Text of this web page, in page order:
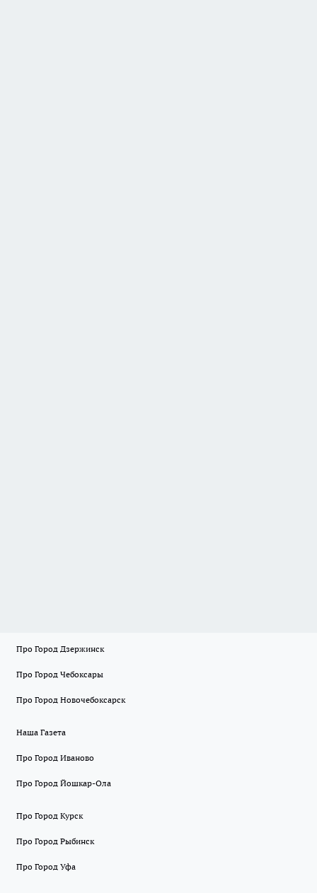
Про Город Дзержинск
Про Город Чебоксары
Про Город Новочебоксарск
Наша Газета
Про Город Иваново
Про Город Йошкар-Ола
Про Город Курск
Про Город Рыбинск
Про Город Уфа